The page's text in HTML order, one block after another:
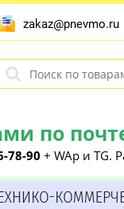
по
78-90 + WAp и TG.
zakaz@pnevmo.ru